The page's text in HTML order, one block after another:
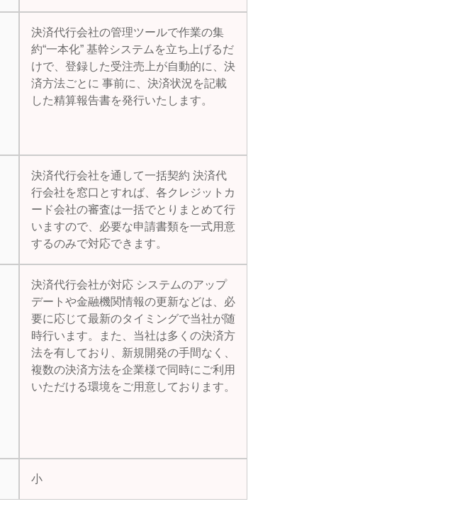
決済代行会社の管理ツールで作業の集
約“一本化” 基幹システムを立ち上げるだ
けで、登録した受注売上が自動的に、決
済方法ごとに 事前に、決済状況を記載
した精算報告書を発行いたします。
決済代行会社を通して一括契約 決済代
行会社を窓口とすれば、各クレジットカ
ード会社の審査は一括でとりまとめて行
いますので、必要な申請書類を一式用意
するのみで対応できます。
決済代行会社が対応 システムのアップ
デートや金融機関情報の更新などは、必
要に応じて最新のタイミングで当社が随
時行います。また、当社は多くの決済方
法を有しており、新規開発の手間なく、
複数の決済方法を企業様で同時にご利用
いただける環境をご用意しております。
小